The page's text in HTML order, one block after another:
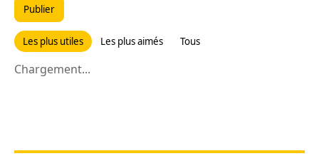
Publier
Les plus utiles Les plus aimés Tous
Chargement...